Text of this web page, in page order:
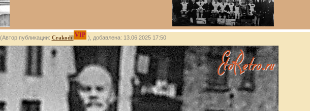
(Автор публикации: Crakodil VIP ), добавлена: 13.06.2025 17:50